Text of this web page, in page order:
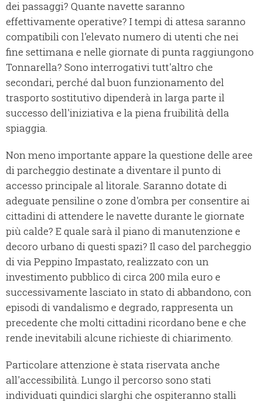
dei passaggi? Quante navette saranno
effettivamente operative? I tempi di attesa saranno
compatibili con l'elevato numero di utenti che nei
fine settimana e nelle giornate di punta raggiungono
Tonnarella? Sono interrogativi tutt'altro che
secondari, perché dal buon funzionamento del
trasporto sostitutivo dipenderà in larga parte il
successo dell'iniziativa e la piena fruibilità della
spiaggia.
Non meno importante appare la questione delle aree
di parcheggio destinate a diventare il punto di
accesso principale al litorale. Saranno dotate di
adeguate pensiline o zone d'ombra per consentire ai
cittadini di attendere le navette durante le giornate
più calde? E quale sarà il piano di manutenzione e
decoro urbano di questi spazi? Il caso del parcheggio
di via Peppino Impastato, realizzato con un
investimento pubblico di circa 200 mila euro e
successivamente lasciato in stato di abbandono, con
episodi di vandalismo e degrado, rappresenta un
precedente che molti cittadini ricordano bene e che
rende inevitabili alcune richieste di chiarimento.
Particolare attenzione è stata riservata anche
all'accessibilità. Lungo il percorso sono stati
individuati quindici slarghi che ospiteranno stalli